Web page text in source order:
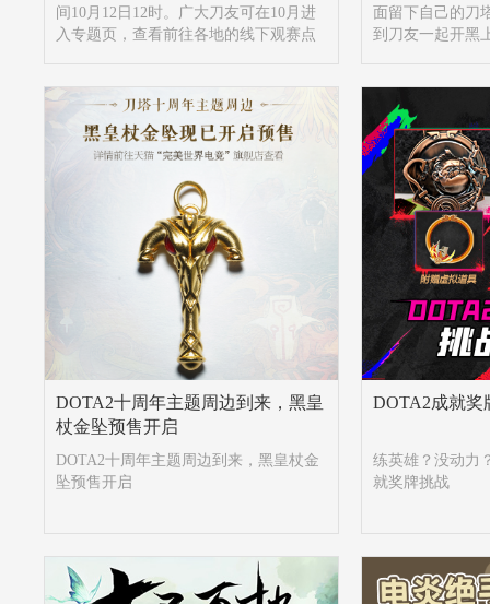
间10月12日12时。广大刀友可在10月进
入专题页，查看前往各地的线下观赛点
面留下自己的刀
到刀友一起开黑
DOTA2十周年主题周边到来，黑皇
杖金坠预售开启
DOTA2十周年主题周边到来，黑皇杖金
坠预售开启
DOTA2成就奖
练英雄？没动力
就奖牌挑战